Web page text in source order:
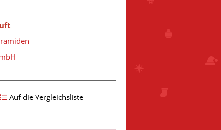
Auf die Vergleichsliste